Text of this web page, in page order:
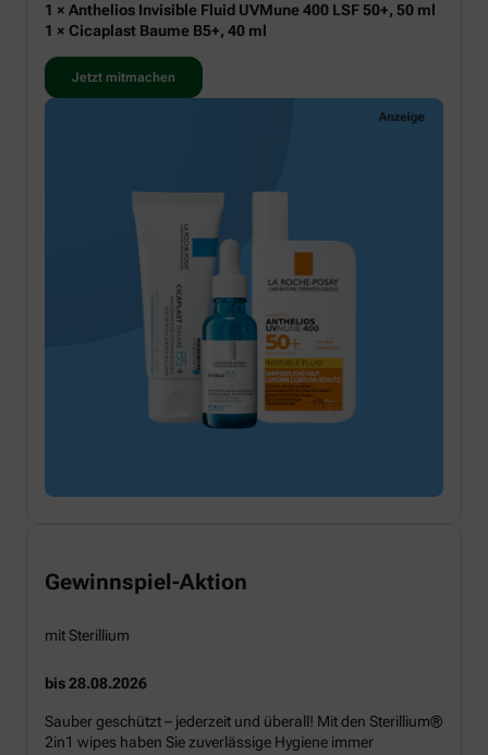
1 × Anthelios Invisible Fluid UVMune 400 LSF 50+, 50 ml
1 × Cicaplast Baume B5+, 40 ml
Jetzt mitmachen
Gewinnspiel-Aktion
mit Sterillium
bis 28.08.2026
Sauber geschützt – jederzeit und überall! Mit den Sterillium®
2in1 wipes haben Sie zuverlässige Hygiene immer